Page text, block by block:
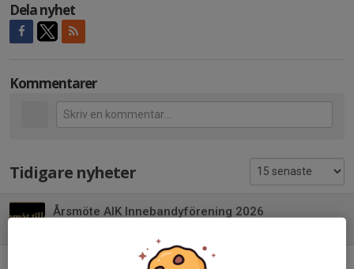
Dela nyhet
Kommentarer
Tidigare nyheter
Årsmöte AIK Innebandyförening 2026
Ny huvudtränare för AIK Akademi HJ/JAS